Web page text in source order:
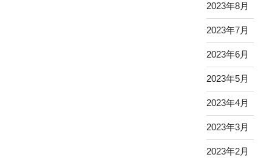
2023年8月
2023年7月
2023年6月
2023年5月
2023年4月
2023年3月
2023年2月